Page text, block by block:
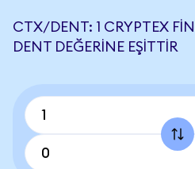
CTX/DENT: 1 CRYPTEX
DENT DEĞERINE EŞITTIR